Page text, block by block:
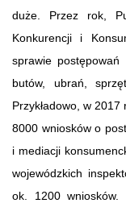
duże. Przez rok,
Konkurencji i
sprawie postępowań
butów, ubrań,
Przykładowo, w 2017
8000 wniosków o
i mediacji
wojewódzkich
ok. 1200 wniosków.